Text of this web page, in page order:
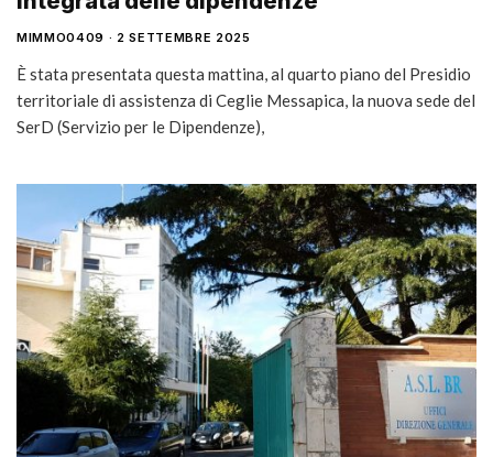
MIMMO0409 2 SETTEMBRE 2025
È stata presentata questa mattina, al quarto piano del Presidio
territoriale di assistenza di Ceglie Messapica, la nuova sede del
SerD (Servizio per le Dipendenze),